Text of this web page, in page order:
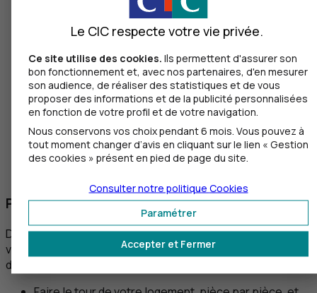
si vous déclarez une somme inférieure à la valeur
réelle de votre capital mobilier, votre assureur ne
d’exemple, en déclarant un patrimoine mobilier de
20 000 € au lieu de 30 000 €, en cas de sinistre,
l’assurance ne remboursera pas plus de 20 000 €.
Vous risquez d’avoir plus de mal à vous rééquiper
avec les indemnités versées.
A contrario, en déclarant une somme supérieure à la
valeur réelle de votre patrimoine mobilier, vous
Pour ne pas vous tromper :
Deux options s’offrent à vous pour estimer la valeur de
vos biens mobiliers. En théorie, le moyen le plus juste
d’estimer la valeur de votre capital mobilier consiste à :
Le CIC respecte votre vie privée.
Ce site utilise des cookies. Ils permettent d'assurer son
bon fonctionnement et, avec nos partenaires, d'en mesurer
son audience, de réaliser des statistiques et de vous
proposer des informations et de la publicité personnalisées
en fonction de votre profil et de votre navigation.
Nous conservons vos choix pendant 6 mois. Vous pouvez à
tout moment changer d’avis en cliquant sur le lien « Gestion
des cookies » présent en pied de page du site.
Accepter et Fermer
Paramétrer
Consulter notre politique Cookies